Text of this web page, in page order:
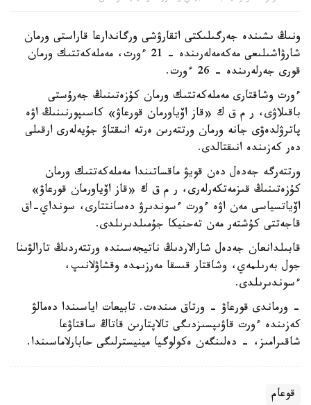
ونىڭ ىشىندە جەرگىلىكتى اتقارۋشى ورگاندارعا قاراستى ورمان
شارۋاشىلىعى مەكەمەلەرىندە - 21 ءورت، مەملەكەتتىك ورمان
قورى جەرلەرىندە - 26 ءورت.
ءورت وشاقتارى مەملەكەتتىك ورمان كۇزەتىنىڭ جەرۇستى
باقىلاۋى، ر م ق ك «قاز اۆياورمان قورعاۋ» كاسىپورنىنىڭ اۋە
پاترۋلدەۋى جانە ورمان ورتتەرىن ەرتە انىقتاۋ جۇيەلەرى ارقىلى
دەر كەزىندە انىقتالدى.
ورتتەرگە جەدەل دەن قويۋ ماقساتىندا مەملەكەتتىك ورمان
كۇزەتىنىڭ قىزمەتكەرلەرى، ر م ق ك «قاز اۆياورمان قورعاۋ»
اۆياتسياسى مەن اۋە ءورت ءسوندىرۋ دەسانتتارى، سونداي-اق
قاجەتتى كۇشتەر مەن تەحنيكا جۇمىلدىرىلدى.
قابىلدانعان جەدەل شارالاردىڭ ناتيجەسىندە ورتتەردىڭ تارالۋىنا
جول بەرىلمەي، وشاقتار قىسقا مەرزىمدە وقشاۋلانىپ،
ءسوندىرىلدى.
- ورماندى قورعاۋ - ورتاق مىندەت. تابيعات اياسىندا دەمالۋ
كەزىندە ءورت قاۋىپسىزدىگى تالاپتارىن قاتاڭ ساقتاۋعا
شاقىرامىز، - دەلىنگەن ەكولوگيا مينيسترلىگى حابارلاماسىندا.
قوعام